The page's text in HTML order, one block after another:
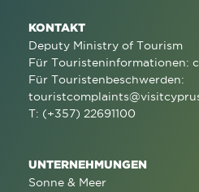
KONTAKT
Deputy Ministry of Tourism
Für Touristeninformationen:
Für Touristenbeschwerden:
T: (+357) 22691100
UNTERNEHMUNGEN
Sonne & Meer